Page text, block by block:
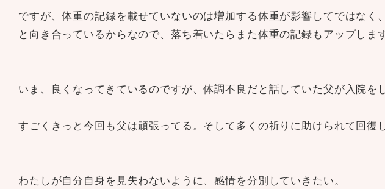
ですが、体重の記録を載せていないのは増加する体重が影響してではな
と向き合っているからなので、落ち着いたらまた体重の記録もアップします
いま、良くなってきているのですが、体調不良だと話していた父が入院を
すごくきっと今回も父は頑張ってる。そして多くの祈りに助けられて回復
わたしが自分自身を見失わないように、感情を分別していきたい。